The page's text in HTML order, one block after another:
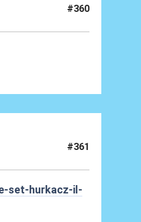
#360
#361
set-hurkacz-il-